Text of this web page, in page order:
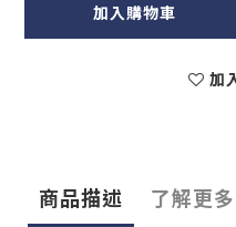
加入購物車
加
商品描述 了解更多